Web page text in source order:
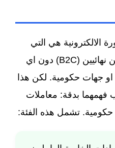
الالكترونية هي التي
تتعامل حصرياً مع مستهلكين نهائيين (B2C) دون اي
جهات حكومية. لكن هذا
فهمهما بدقة: معاملات
تشمل هذه الفئة: